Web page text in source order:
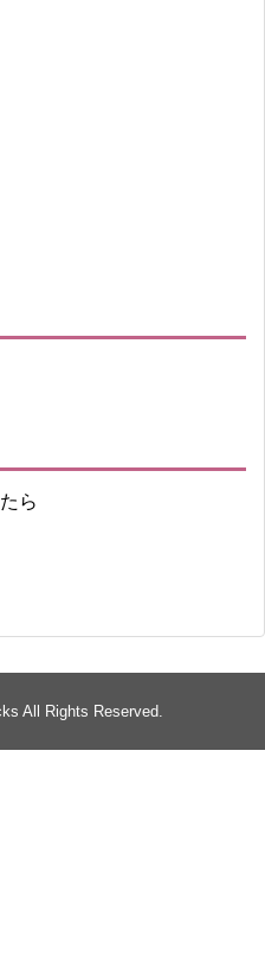
ら
All Rights Reserved.